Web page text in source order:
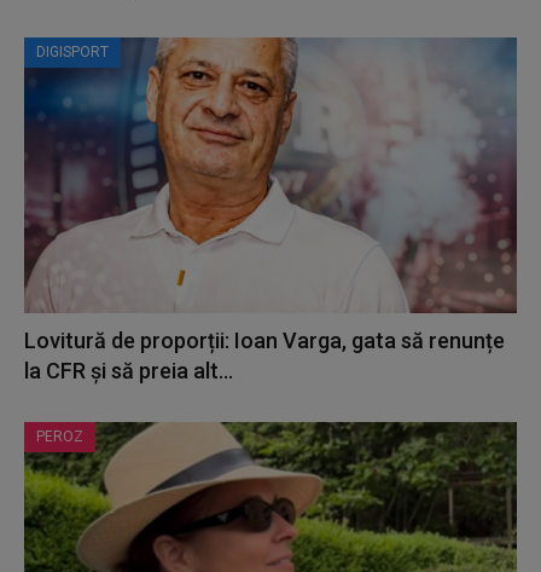
DIGISPORT
Lovitură de proporții: Ioan Varga, gata să renunțe
la CFR și să preia alt...
PEROZ